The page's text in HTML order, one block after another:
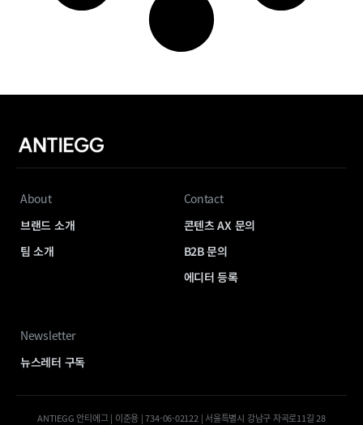
About
브랜드 소개
팀 소개
Contact
콘텐츠 AX 문의
B2B 문의
에디터 등록
Newsletter
뉴스레터 구독
ANTIEGG 안티에그 | 이준용 | 734-06-02122 | 서울특별시 강남구 자곡로11길 28